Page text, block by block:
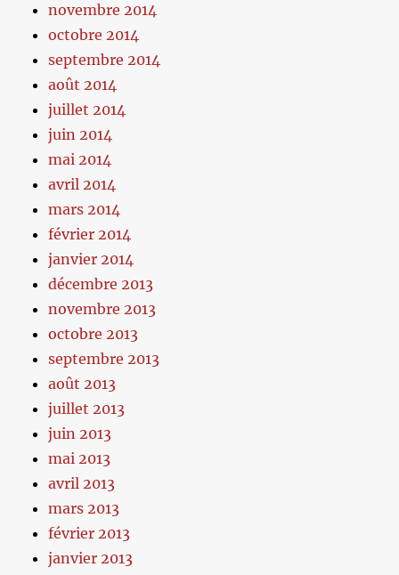
novembre 2014
octobre 2014
septembre 2014
août 2014
juillet 2014
juin 2014
mai 2014
avril 2014
mars 2014
février 2014
janvier 2014
décembre 2013
novembre 2013
octobre 2013
septembre 2013
août 2013
juillet 2013
juin 2013
mai 2013
avril 2013
mars 2013
février 2013
janvier 2013